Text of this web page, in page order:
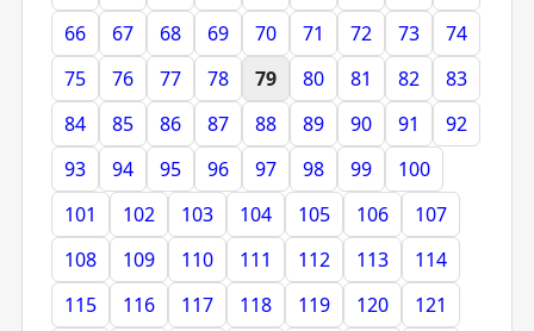
66
67 68 69 70 71 72 73
74
75
76 77 78 79 80 81 82
83
84
85 86 87 88 89 90 91
92
93
94 95 96 97 98 99
100
101
102 103 104 105 106
107
108
109 110 111 112 113
114
115
116 117 118 119 120
121